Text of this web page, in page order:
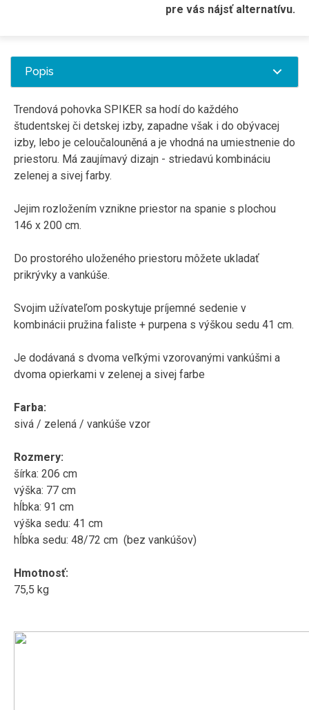
pre vás nájsť alternatívu.
Popis
Trendová pohovka SPIKER sa hodí do každého
študentskej či detskej izby, zapadne však i do obývacej
izby, lebo je celoučalouněná a je vhodná na umiestnenie do
priestoru. Má zaujímavý dizajn - striedavú kombináciu
zelenej a sivej farby.
Jejim rozložením vznikne priestor na spanie s plochou
146 x 200 cm.
Do prostorého uloženého priestoru môžete ukladať
prikrývky a vankúše.
Svojim užívateľom poskytuje príjemné sedenie v
kombinácii pružina faliste + purpena s výškou sedu 41 cm.
Je dodávaná s dvoma veľkými vzorovanými vankúšmi a
dvoma opierkami v zelenej a sivej farbe
Farba:
sivá / zelená / vankúše vzor
Rozmery:
šírka: 206 cm
výška: 77 cm
hĺbka: 91 cm
výška sedu: 41 cm
hĺbka sedu: 48/72 cm (bez vankúšov)
Hmotnosť:
75,5 kg